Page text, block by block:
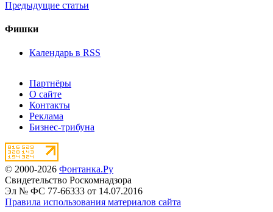
Предыдущие статьи
Фишки
Календарь в RSS
Партнёры
О сайте
Контакты
Реклама
Бизнес-трибуна
© 2000-2026 Фонтанка.Ру
Свидетельство Роскомнадзора
Эл № ФС 77-66333 от 14.07.2016
Правила использования материалов сайта